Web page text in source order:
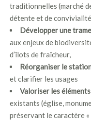
traditionnelles (marché
détente et de
Développer une
aux enjeux de
d’îlots de fraîcheur,
Réorganiser le
et clarifier les usages
Valoriser les
existants (église,
préservant le caractère «